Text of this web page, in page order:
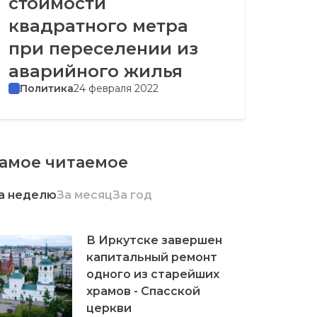
квадратного метра
при переселении из
аварийного жилья
Политика24 февраля 2022
читаемое
неделюЗа месяцЗа год
В Иркутске завершен
капитальный ремонт
одного из старейших
храмов - Спасской
церкви